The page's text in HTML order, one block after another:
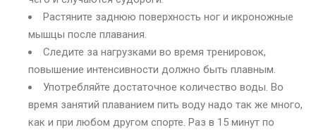
Растяните заднюю поверхность ног и икроножные
мышцы после плавания.
Следите за нагрузками во время тренировок,
повышение интенсивности должно быть плавным.
Употребляйте достаточное количество воды. Во
время занятий плаванием пить воду надо так же много,
как и при любом другом спорте. Раз в 15 минут по